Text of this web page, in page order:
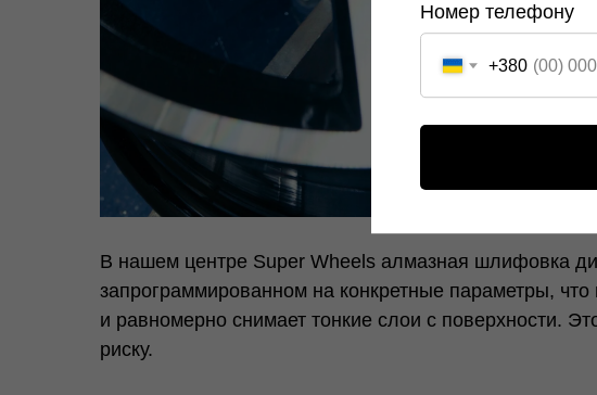
Номер телефону
+380
В нашем центре Super Wheels алмазная шлифовка
запрограммированном на конкретные параметры,
и равномерно снимает тонкие слои с поверхности.
риску.